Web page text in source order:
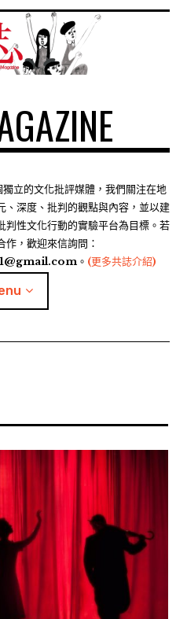
立的文化批評媒體，我們關注在地
、深度、批判的觀點與內容，並以建
判性文化行動的實驗平台為目標。若
作，歡迎來信詢問：
。 (更多共誌介紹)